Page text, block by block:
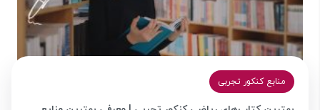
منابع کنکور تجربی